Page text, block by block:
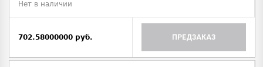
Нет в наличии
702.58000000 руб. ПРЕДЗАКАЗ